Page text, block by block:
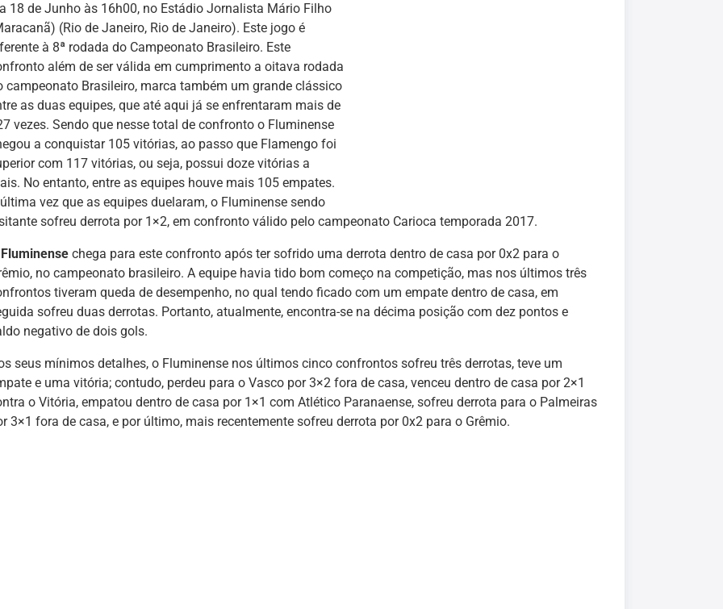
18 de Junho às 16h00, no Estádio Jornalista Mário Filho
(Rio de Janeiro, Rio de Janeiro). Este jogo é
à 8ª rodada do Campeonato Brasileiro. Este
além de ser válida em cumprimento a oitava rodada
campeonato Brasileiro, marca também um grande clássico
as duas equipes, que até aqui já se enfrentaram mais de
vezes. Sendo que nesse total de confronto o Fluminense
a conquistar 105 vitórias, ao passo que Flamengo foi
com 117 vitórias, ou seja, possui doze vitórias a
No entanto, entre as equipes houve mais 105 empates.
vez que as equipes duelaram, o Fluminense sendo
sofreu derrota por 1×2, em confronto válido pelo campeonato Carioca temporada 2017.
Fluminense chega para este confronto após ter sofrido uma derrota dentro de casa por 0x2 para o
no campeonato brasileiro. A equipe havia tido bom começo na competição, mas nos últimos três
tiveram queda de desempenho, no qual tendo ficado com um empate dentro de casa, em
sofreu duas derrotas. Portanto, atualmente, encontra-se na décima posição com dez pontos e
negativo de dois gols.
seus mínimos detalhes, o Fluminense nos últimos cinco confrontos sofreu três derrotas, teve um
e uma vitória; contudo, perdeu para o Vasco por 3×2 fora de casa, venceu dentro de casa por 2×1
o Vitória, empatou dentro de casa por 1×1 com Atlético Paranaense, sofreu derrota para o Palmeiras
3×1 fora de casa, e por último, mais recentemente sofreu derrota por 0x2 para o Grêmio.